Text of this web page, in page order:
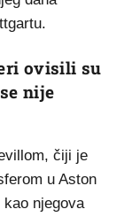
ovisili su
nije
čiji je
u Aston
njegova